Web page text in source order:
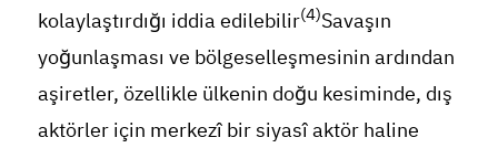
kolaylaştırdığı iddia edilebilir(4)Savaşın
yoğunlaşması ve bölgeselleşmesinin ardından
aşiretler, özellikle ülkenin doğu kesiminde, dış
aktörler için merkezî bir siyasî aktör haline